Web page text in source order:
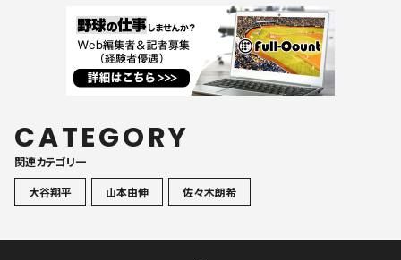
CATEGORY
関連カテゴリ一
大谷翔平
山本由伸 佐々木朗希